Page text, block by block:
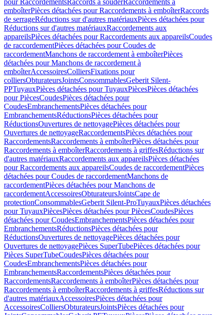
pour RaccordementsRaccords à souderRaccordements à
emboîterPièces détachées pour Raccordements à emboîterRaccords
de serrageRéductions sur d'autres matériauxPièces détachées pour
Réductions sur d'autres matériauxRaccordements aux
appareilsPièces détachées pour Raccordements aux appareilsCoudes
de raccordementPièces détachées pour Coudes de
raccordementManchons de raccordement à emboîterPièces
détachées pour Manchons de raccordement à
emboîterAccessoiresColliersFixations pour
colliersObturateursJointsConsommablesGeberit Silent-
PPTuyauxPièces détachées pour TuyauxPiècesPièces détachées
pour PiècesCoudesPièces détachées pour
CoudesEmbranchementsPièces détachées pour
EmbranchementsRéductionsPièces détachées pour
RéductionsOuvertures de nettoyagePièces détachées pour
Ouvertures de nettoyageRaccordementsPièces détachées pour
RaccordementsRaccordements à emboîterPièces détachées pour
Raccordements à emboîterRaccordements à griffesRéductions sur
d'autres matériauxRaccordements aux appareilsPièces détachées
pour Raccordements aux appareilsCoudes de raccordementPièces
détachées pour Coudes de raccordementManchons de
raccordementPièces détachées pour Manchons de
raccordementAccessoiresObturateursJointsCape de
protectionConsommablesGeberit Silent-ProTuyauxPièces détachées
pour TuyauxPiècesPièces détachées pour PiècesCoudesPièces
détachées pour CoudesEmbranchementsPièces détachées pour
EmbranchementsRéductionsPièces détachées pour
RéductionsOuvertures de nettoyagePièces détachées pour
Ouvertures de nettoyagePièces SuperTubePièces détachées pour
Pièces SuperTubeCoudesPièces détachées pour
CoudesEmbranchementsPièces détachées pour
EmbranchementsRaccordementsPièces détachées pour
RaccordementsRaccordements à emboîterPièces détachées pour
Raccordements à emboîterRaccordements à griffesRéductions sur
d'autres matériauxAccessoiresPièces détachées pour
AccessoiresColliersObturateursJointsPièces détachées pour